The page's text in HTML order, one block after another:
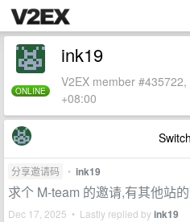
ONLINE
ink19
V2EX member
+08:00
分享邀请码 • ink19
求个 M-team 的邀请,有其他站
Dec 17, 2025 • Lastly replied byink19